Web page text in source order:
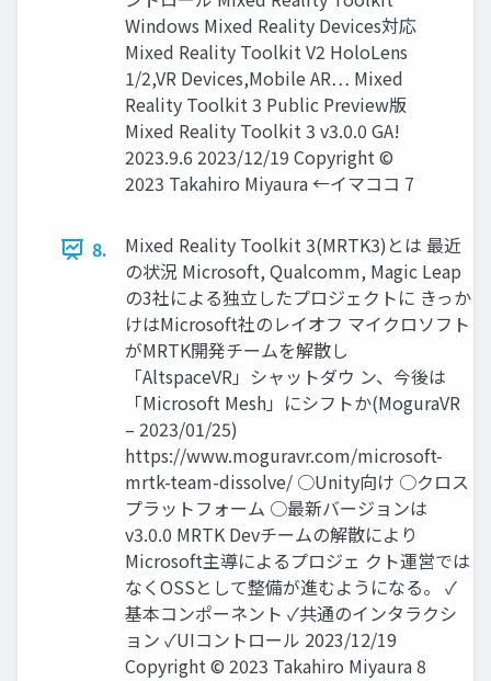
Windows Mixed Reality Devices対応
Mixed Reality Toolkit V2 HoloLens
1/2,VR Devices,Mobile AR… Mixed
Reality Toolkit 3 Public Preview版
Mixed Reality Toolkit 3 v3.0.0 GA!
2023.9.6 2023/12/19 Copyright ©
2023 Takahiro Miyaura ←イマココ 7
8.
Mixed Reality Toolkit 3(MRTK3)とは 最近
の状況 Microsoft, Qualcomm, Magic Leap
の3社による独立したプロジェクトに きっか
けはMicrosoft社のレイオフ マイクロソフト
がMRTK開発チームを解散し
「AltspaceVR」シャットダウ ン、今後は
「Microsoft Mesh」にシフトか(MoguraVR
– 2023/01/25)
https://www.moguravr.com/microsoft-
mrtk-team-dissolve/ ○Unity向け ○クロス
プラットフォーム ○最新バージョンは
v3.0.0 MRTK Devチームの解散により
Microsoft主導によるプロジェ クト運営では
なくOSSとして整備が進むようになる。 ✓
基本コンポーネント ✓共通のインタラクシ
ョン ✓UIコントロール 2023/12/19
Copyright © 2023 Takahiro Miyaura 8